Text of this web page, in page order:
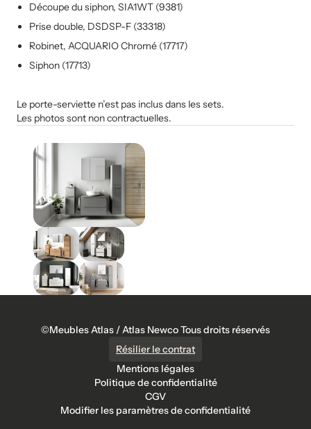
Découpe du siphon, SIA1WT (9381)
Prise double, DSDSP-F (33318)
Robinet, ACQUARIO Chromé (17717)
Siphon (17713)
Le porte-serviette n’est pas inclus dans les sets.
Les photos sont non contractuelles.
©Meubles Atlas / Atlas Newco Tous droits réservés
Résilier le contrat
Mentions légales
Politique de confidentialité
CGV
Modifier les paramètres de confidentialité